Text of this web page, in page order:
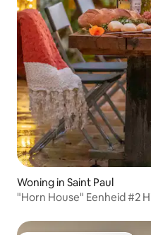
Woning in Saint Paul
"Horn House" Eenheid #2